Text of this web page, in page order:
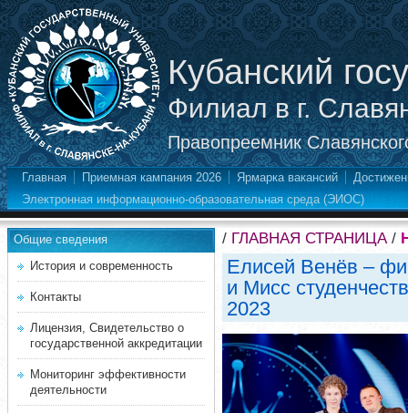
Кубанский
Филиал в г.
Правопреемник
Главная Приемная кампания 2026 Ярмарка вакансий
Электронная информационно-образовательная среда (ЭИОС)
Общие сведения
История и современность
Контакты
Лицензия, Свидетельство о
государственной аккредитации
Мониторинг эффективности
деятельности
/ ГЛАВНАЯ СТРАНИЦА/
Елисей Венёв –
и Мисс
2023